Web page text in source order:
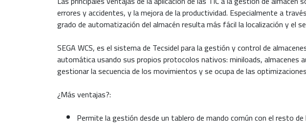
errores y accidentes, y la mejora de la productividad. Especialmente a
grado de automatización del almacén resulta más fácil la localización y el
SEGA WCS, es el sistema de Tecsidel para la gestión y control de
automática usando sus propios protocolos nativos: miniloads,
gestionar la secuencia de los movimientos y se ocupa de las
¿Más ventajas?:
Permite la gestión desde un tablero de mando común con el resto